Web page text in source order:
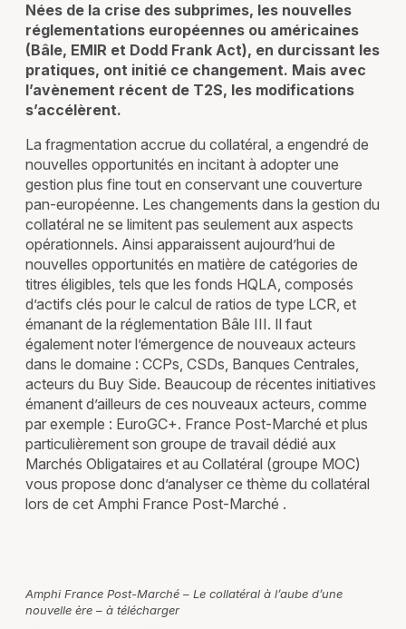
Nées de la crise des subprimes, les nouvelles
réglementations européennes ou américaines
(Bâle, EMIR et Dodd Frank Act), en durcissant les
pratiques, ont initié ce changement. Mais avec
l’avènement récent de T2S, les modifications
s’accélèrent.
La fragmentation accrue du collatéral, a engendré de
nouvelles opportunités en incitant à adopter une
gestion plus fine tout en conservant une couverture
pan-européenne. Les changements dans la gestion du
collatéral ne se limitent pas seulement aux aspects
opérationnels. Ainsi apparaissent aujourd’hui de
nouvelles opportunités en matière de catégories de
titres éligibles, tels que les fonds HQLA, composés
d’actifs clés pour le calcul de ratios de type LCR, et
émanant de la réglementation Bâle III. Il faut
également noter l’émergence de nouveaux acteurs
dans le domaine : CCPs, CSDs, Banques Centrales,
acteurs du Buy Side. Beaucoup de récentes initiatives
émanent d’ailleurs de ces nouveaux acteurs, comme
par exemple : EuroGC+. France Post-Marché et plus
particulièrement son groupe de travail dédié aux
Marchés Obligataires et au Collatéral (groupe MOC)
vous propose donc d’analyser ce thème du collatéral
lors de cet Amphi France Post-Marché .
Amphi France Post-Marché – Le collatéral à l’aube d’une
nouvelle ère – à télécharger